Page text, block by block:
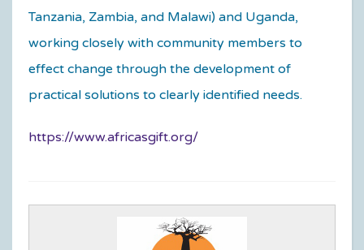
Tanzania, Zambia, and Malawi) and Uganda,
working closely with community members to
effect change through the development of
practical solutions to clearly identified needs.
https://www.africasgift.org/